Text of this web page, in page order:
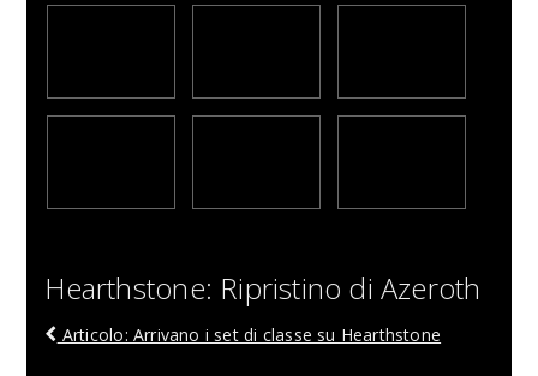
Hearthstone: Ripristino di Azeroth
Articolo: Arrivano i set di classe su Hearthstone